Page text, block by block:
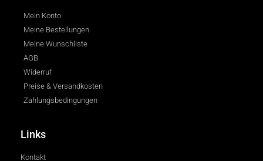
Mein Konto
Meine Bestellungen
Meine Wunschliste
AGB
Widerruf
Preise & Versandkosten
Zahlungsbedingungen
Links
Kontakt